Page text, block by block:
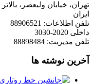
تهران، خیابان ولیعصر،
ایران
تلفن اطلاعات: 88906521
داخلی 2020-3030
تلفن مدیریت: 88898484
آخرین نوشته ها